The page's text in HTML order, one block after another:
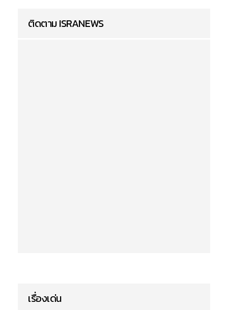
ติดตาม ISRANEWS
เรื่องเด่น